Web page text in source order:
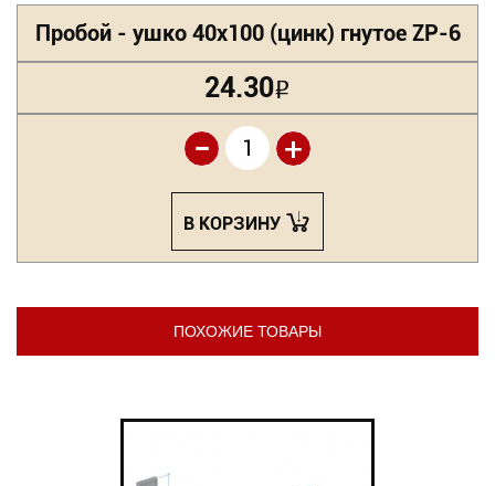
Пробой - ушко 40х100 (цинк) гнутое ZP-6
24.30Р
+
-
В КОРЗИНУ
ПОХОЖИЕ ТОВАРЫ